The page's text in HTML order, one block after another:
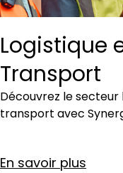
Logistique
Transport
Découvrez le secteur
transport avec
En savoir plus